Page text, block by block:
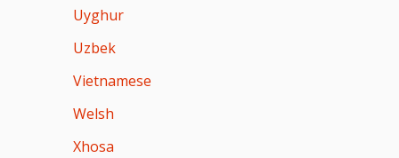
Uyghur
Uzbek
Vietnamese
Welsh
Xhosa